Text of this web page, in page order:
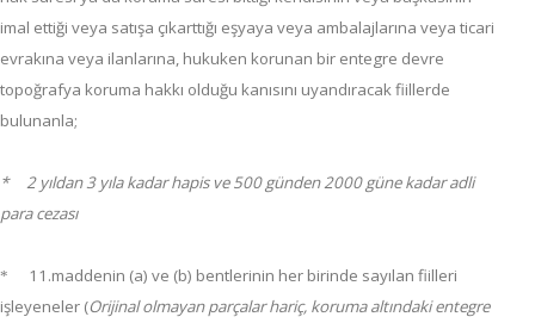
imal ettiği veya satışa çıkarttığı eşyaya veya ambalajlarına veya ticari
evrakına veya ilanlarına, hukuken korunan bir entegre devre
topoğrafya koruma hakkı olduğu kanısını uyandıracak fiillerde
bulunanla;
* 2 yıldan 3 yıla kadar hapis ve 500 günden 2000 güne kadar adli
para cezası
*
11.maddenin (a) ve (b) bentlerinin her birinde sayılan fiilleri
işleyeneler (Orijinal olmayan parçalar hariç, koruma altındaki entegre